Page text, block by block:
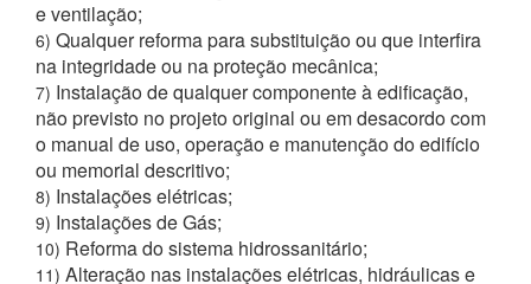
e ventilação;
6) Qualquer reforma para substituição ou que interfira
na integridade ou na proteção mecânica;
7) Instalação de qualquer componente à edificação,
não previsto no projeto original ou em desacordo com
o manual de uso, operação e manutenção do edifício
ou memorial descritivo;
8) Instalações elétricas;
9) Instalações de Gás;
10) Reforma do sistema hidrossanitário;
11) Alteração nas instalações elétricas, hidráulicas e